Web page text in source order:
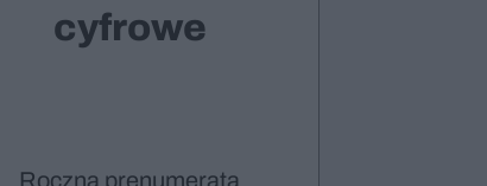
cyfrowe
Roczna prenumerata